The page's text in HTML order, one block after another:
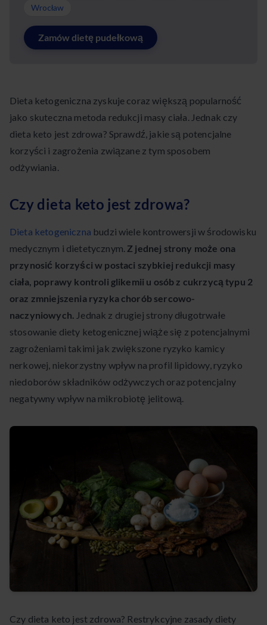
Wrocław
Zamów dietę pudełkową
Dieta ketogeniczna zyskuje coraz większą popularność
jako skuteczna metoda redukcji masy ciała. Jednak czy
dieta keto jest zdrowa? Sprawdź, jakie są potencjalne
korzyści i zagrożenia związane z tym sposobem
odżywiania.
Czy dieta keto jest zdrowa?
Dieta ketogeniczna budzi wiele kontrowersji w środowisku
medycznym i dietetycznym. Z jednej strony może ona
przynosić korzyści w postaci szybkiej redukcji masy
ciała, poprawy kontroli glikemii u osób z cukrzycą typu 2
oraz zmniejszenia ryzyka chorób sercowo-
naczyniowych. Jednak z drugiej strony długotrwałe
stosowanie diety ketogenicznej wiąże się z potencjalnymi
zagrożeniami takimi jak zwiększone ryzyko kamicy
nerkowej, niekorzystny wpływ na profil lipidowy, ryzyko
niedoborów składników odżywczych oraz potencjalny
negatywny wpływ na mikrobiotę jelitową.
Czy dieta keto jest zdrowa? Restrykcyjne zasady diety